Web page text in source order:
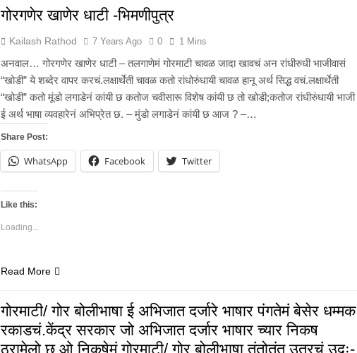
गोरगणेर खाणेर धाटी -भिमणीपुत्र
Kailash Rathod 7 Years Ago 0 1 Mins
अनवाल… गोरगणेर खाणेर धाटी – तलगाणेमं गोरमाटी चावळ जादा खावचं अन रांधीरुधी भाजीवासं
“खोडी” ये शब्देर वापर करचं.लक्षार्थेती चावळ कतो रांधोरुंधायी चावळ हानू अर्थ सिद्ध वचं.लक्षार्थेती
“खोडी” कतो मूंडो लगाडेनं कांयी छ कतोज चवीसारू विशेष कांयी छ तो खोडी;कतोज रांधीरुंधायी भाजी
ई अर्थ भाषा व्यवहारेनं अभिप्रेत छ. – मुंडो लगाडेनं कांयी छ आज ? –…
Share Post:
WhatsApp Facebook Twitter
Like this:
Loading...
Read More
गोरमाटी/ गोर बोलीभाषा ई अभिजात दर्जारे भाषार पंगतेमं बेसेर धम्मक
रकाडचं.केंद्र सरकार जो अभिजात दर्जार भाषार च्यार निकष
ठरामेलो छ,ओ निकषेमं गोरमाटी/ गोर बोलीभाषा तंतोतंत उतरचं उदः-